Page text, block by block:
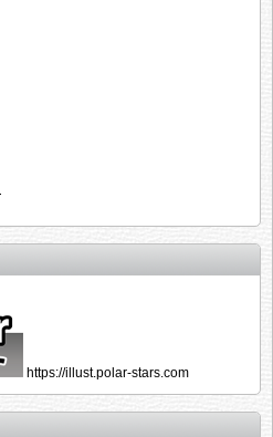
https://illust.polar-stars.com